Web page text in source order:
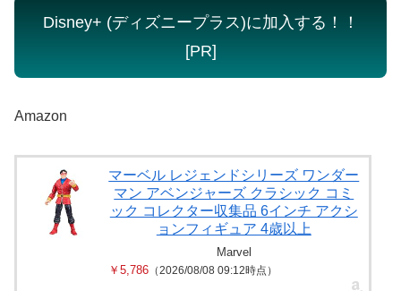
Disney+ (ディズニープラス)に加入する！！
[PR]
Amazon
マーベル レジェンドシリーズ ワンダー
マン アベンジャーズ クラシック コミ
ック コレクター収集品 6インチ アクシ
ョンフィギュア 4歳以上
Marvel
￥5,786 （2026/08/08 09:12時点）